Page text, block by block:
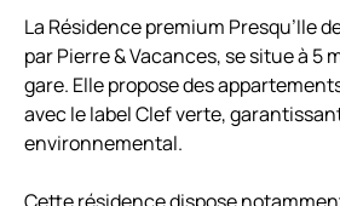
La Résidence premium Presqu’Ile
par Pierre & Vacances, se situe à 5
gare. Elle propose des
avec le label Clef verte,
environnemental.